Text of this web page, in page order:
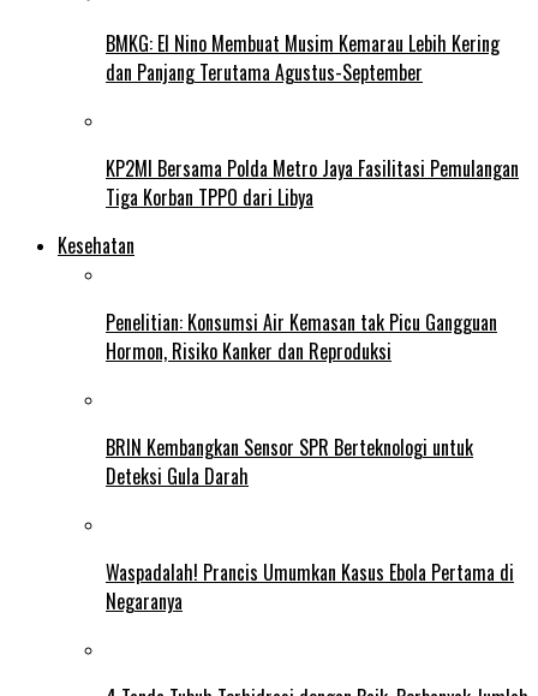
BMKG: El Nino Membuat Musim Kemarau Lebih Kering
dan Panjang Terutama Agustus-September
KP2MI Bersama Polda Metro Jaya Fasilitasi Pemulangan
Tiga Korban TPPO dari Libya
Kesehatan
Penelitian: Konsumsi Air Kemasan tak Picu Gangguan
Hormon, Risiko Kanker dan Reproduksi
BRIN Kembangkan Sensor SPR Berteknologi untuk
Deteksi Gula Darah
Waspadalah! Prancis Umumkan Kasus Ebola Pertama di
Negaranya